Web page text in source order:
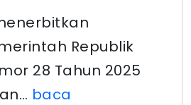
Republik
28 Tahun 2025
baca